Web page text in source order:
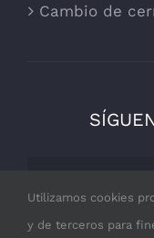
Cambio de
Por
necesita
Utilizamos cookies
y de terceros para